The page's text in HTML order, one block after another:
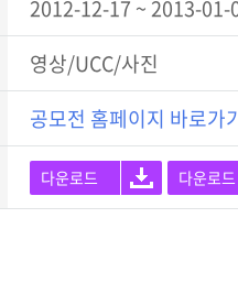
2012-12-17 ~ 2013-01-
영상/UCC/사진
공모전 홈페이지 바로가
다운로드 다운로드